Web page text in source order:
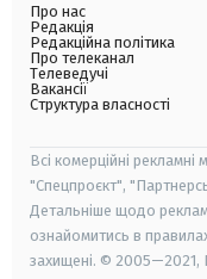
Про нас
Редакція
Редакційна політика
Про телеканал
Телеведучі
Вакансії
Структура власності
Всі комерційні рекламні
"Спецпроєкт",
Детальніше щодо
ознайомитись в
захищені. © 2005—2021,